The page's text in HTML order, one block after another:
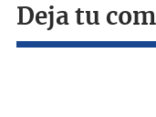
Deja tu